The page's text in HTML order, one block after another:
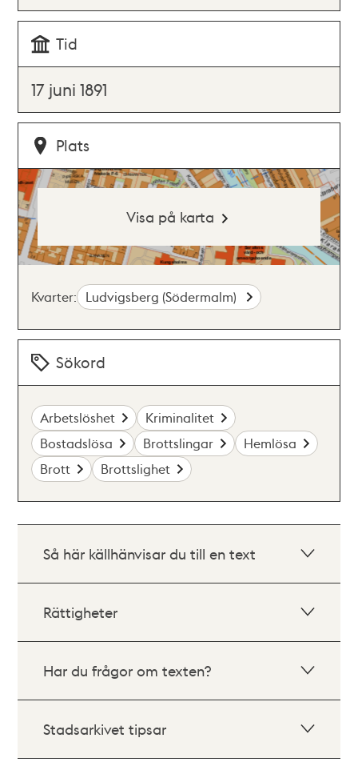
Tid
17 juni 1891
Plats
Visa på karta
Kvarter: Ludvigsberg (Södermalm)
Sökord
Arbetslöshet
Kriminalitet
Bostadslösa
Brottslingar
Hemlösa
Brott
Brottslighet
Så här källhänvisar du till en text
Rättigheter
Har du frågor om texten?
Stadsarkivet tipsar